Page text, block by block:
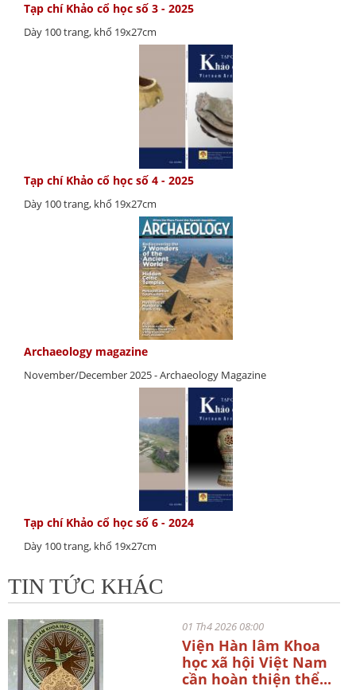
Tạp chí Khảo cổ học số 3 - 2025
Dày 100 trang, khổ 19x27cm
Tạp chí Khảo cổ học số 4 - 2025
Dày 100 trang, khổ 19x27cm
Archaeology magazine
November/December 2025 - Archaeology Magazine
Tạp chí Khảo cổ học số 6 - 2024
Dày 100 trang, khổ 19x27cm
TIN TỨC KHÁC
01 Th4 2026 08:00
Viện Hàn lâm Khoa
học xã hội Việt Nam
cần hoàn thiện thể...